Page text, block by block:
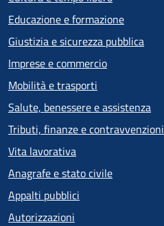
Educazione e formazione
Giustizia e sicurezza pubblica
Imprese e commercio
Mobilità e trasporti
Salute, benessere e assistenza
Tributi, finanze e contravvenzioni
Vita lavorativa
Anagrafe e stato civile
Appalti pubblici
Autorizzazioni